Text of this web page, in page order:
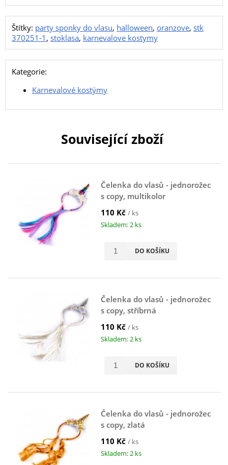
Štítky: party sponky do vlasu, halloween, oranzove, stk
370251-1 , stoklasa, karnevalove kostymy
Kategorie:
Karnevalové kostýmy
Související zboží
Čelenka do vlasů - jednorožec
s copy, multikolor
110 Kč / ks
Skladem: 2 ks
DO KOŠÍKU
Čelenka do vlasů - jednorožec
s copy, stříbrná
110 Kč / ks
Skladem: 2 ks
DO KOŠÍKU
Čelenka do vlasů - jednorožec
s copy, zlatá
110 Kč / ks
Skladem: 2 ks